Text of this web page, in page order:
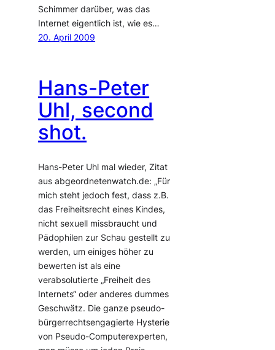
Schimmer darüber, was das
Internet eigentlich ist, wie es…
20. April 2009
Hans-Peter
Uhl, second
shot.
Hans-Peter Uhl mal wieder, Zitat
aus abgeordnetenwatch.de: „Für
mich steht jedoch fest, dass z.B.
das Freiheitsrecht eines Kindes,
nicht sexuell missbraucht und
Pädophilen zur Schau gestellt zu
werden, um einiges höher zu
bewerten ist als eine
verabsolutierte „Freiheit des
Internets“ oder anderes dummes
Geschwätz. Die ganze pseudo-
bürgerrechtsengagierte Hysterie
von Pseudo-Computerexperten,